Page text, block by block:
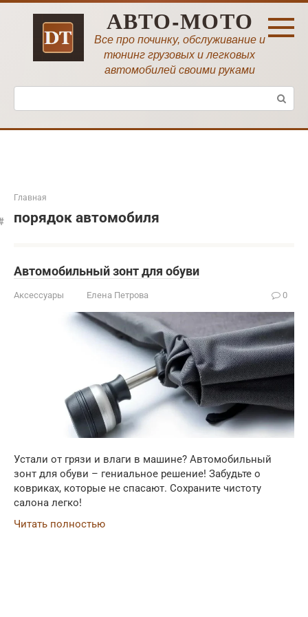
Перейти
АВТО-МОТО
Все про починку, обслуживание и
тюнинг грузовых и легковых
автомобилей своими руками
Поиск:
Главная
порядок автомобиля
Автомобильный зонт для обуви
Аксессуары Елена Петрова 0
Устали от грязи и влаги в машине? Автомобильный
зонт для обуви – гениальное решение! Забудьте о
ковриках, которые не спасают. Сохраните чистоту
салона легко!
Читать полностью